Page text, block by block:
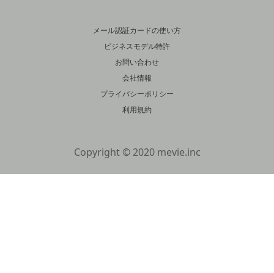
メール認証カードの使い方
ビジネスモデル特許
お問い合わせ
会社情報
プライバシーポリシー
利用規約
Copyright © 2020 mevie.inc